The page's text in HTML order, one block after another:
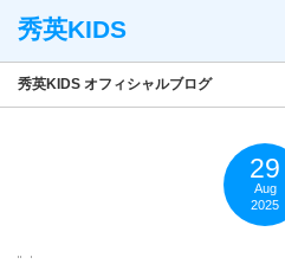
秀英KIDS オフィシャルブログ
29
Aug
2025